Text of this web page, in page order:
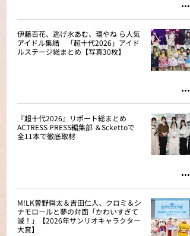
伊藤百花、逃げ水あむ、環やね ら人気
アイドル集結 「超十代2026」アイド
ルステージ総まとめ【写真30枚】
『超十代2026』リポート総まとめ
ACTRESS PRESS編集部 ＆Sckettoで
全11本で徹底取材
M!LK曽野舜太＆吉田仁人、クロミ＆シ
ナモロールと夢の対面「かわいすぎて
滅！」【2026年サンリオキャラクター
大賞】